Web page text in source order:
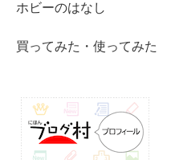
ホビーのはなし
買ってみた・使ってみた